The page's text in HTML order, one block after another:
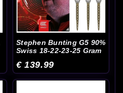
Stephen Bunting G5 90%
Swiss 18-22-23-25 Gram
€ 139.99